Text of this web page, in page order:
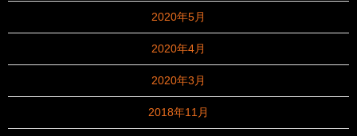
2020年5月
2020年4月
2020年3月
2018年11月